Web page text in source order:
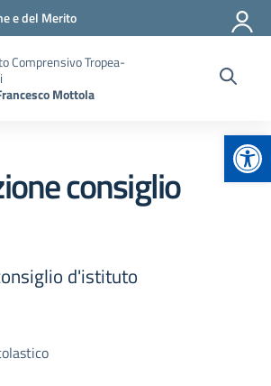
e del Merito
Comprensivo Tropea-
Mottola
consiglio
d'istituto